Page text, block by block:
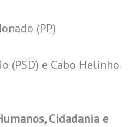
(PP)
(PSD) e Cabo Helinho
Cidadania e